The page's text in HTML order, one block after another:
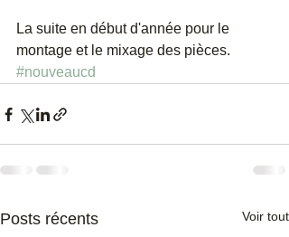
La suite en début d'année pour le
montage et le mixage des pièces.
#nouveaucd
Posts récents Voir tout